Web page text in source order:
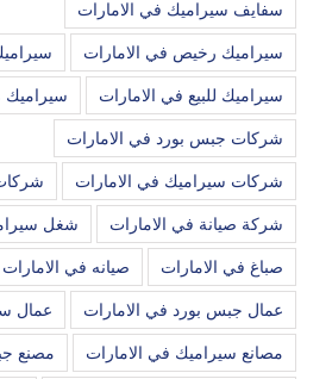
سفايف سيراميك في الامارات
سيراميك رخيص في الامارات
سيراميك للبيع في الامارات سيراميك
شركات جبس بورد في الامارات
شركات سيراميك في الامارات
شركة صيانة في الامارات شغل
صباغ في الامارات صيانه في الامارات
عمال جبس بورد في الامارات عمال
مصانع سيراميك في الامارات مصنع